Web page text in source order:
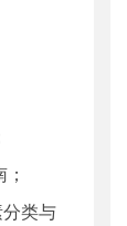
类与